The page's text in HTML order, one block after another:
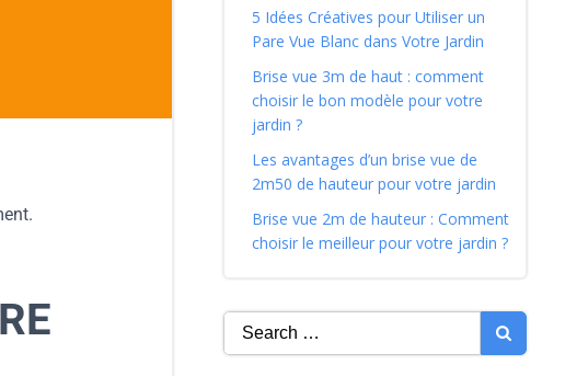
5 Idées Créatives pour Utiliser un
Pare Vue Blanc dans Votre Jardin
Brise vue 3m de haut : comment
choisir le bon modèle pour votre
jardin ?
Les avantages d’un brise vue de
2m50 de hauteur pour votre jardin
Brise vue 2m de hauteur : Comment
choisir le meilleur pour votre jardin ?